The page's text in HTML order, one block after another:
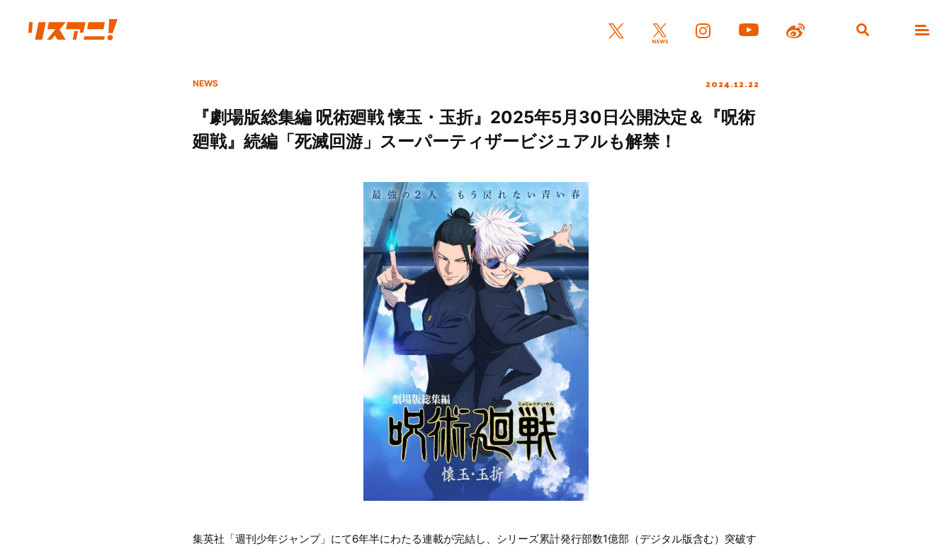
NEWS 2024.12.22
『劇場版総集編 呪術廻戦 懐玉・玉折』2025年5月30日公開決定＆『呪術
廻戦』続編「死滅回游」スーパーティザービジュアルも解禁！
集英社「週刊少年ジャンプ」にて6年半にわたる連載が完結し、シリーズ累計発行部数1億部（デジタル版含む）突破す